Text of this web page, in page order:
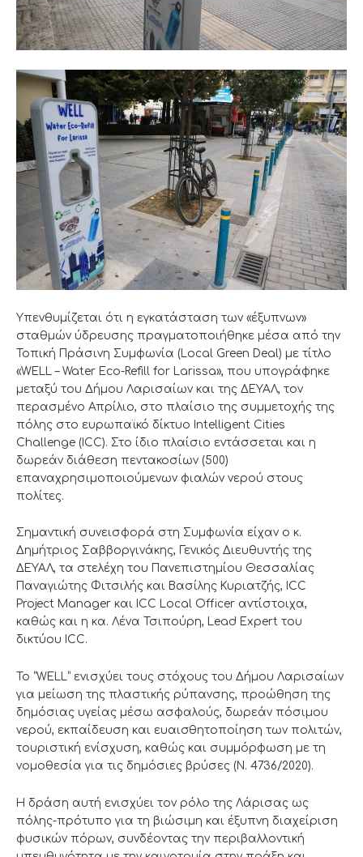
Υπενθυμίζεται ότι η εγκατάσταση των «έξυπνων»
σταθμών ύδρευσης πραγματοποιήθηκε μέσα από την
Τοπική Πράσινη Συμφωνία (Local Green Deal) με τίτλο
«WELL – Water Eco-Refill for Larissa», που υπογράφηκε
μεταξύ του Δήμου Λαρισαίων και της ΔΕΥΑΛ, τον
περασμένο Απρίλιο, στο πλαίσιο της συμμετοχής της
πόλης στο ευρωπαϊκό δίκτυο Intelligent Cities
Challenge (ICC). Στο ίδιο πλαίσιο εντάσσεται και η
δωρεάν διάθεση πεντακοσίων (500)
επαναχρησιμοποιούμενων φιαλών νερού στους
πολίτες.
Σημαντική συνεισφορά στη Συμφωνία είχαν ο κ.
Δημήτριος Σαββοργινάκης, Γενικός Διευθυντής της
ΔΕΥΑΛ, τα στελέχη του Πανεπιστημίου Θεσσαλίας
Παναγιώτης Φιτσιλής και Βασίλης Κυριατζής, ICC
Project Manager και ICC Local Officer αντίστοιχα,
καθώς και η κα. Λένα Τσιπούρη, Lead Expert του
δικτύου ICC.
Το “WELL” ενισχύει τους στόχους του Δήμου Λαρισαίων
για μείωση της πλαστικής ρύπανσης, προώθηση της
δημόσιας υγείας μέσω ασφαλούς, δωρεάν πόσιμου
νερού, εκπαίδευση και ευαισθητοποίηση των πολιτών,
τουριστική ενίσχυση, καθώς και συμμόρφωση με τη
νομοθεσία για τις δημόσιες βρύσες (Ν. 4736/2020).
Η δράση αυτή ενισχύει τον ρόλο της Λάρισας ως
πόλης-πρότυπο για τη βιώσιμη και έξυπνη διαχείριση
φυσικών πόρων, συνδέοντας την περιβαλλοντική